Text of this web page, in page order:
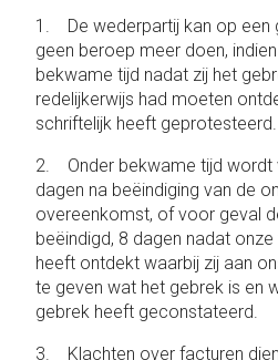
1. De wederpartij kan op een
geen beroep meer doen,
bekwame tijd nadat zij het
redelijkerwijs had moeten
schriftelijk heeft geprotesteerd.
2. Onder bekwame tijd wordt
dagen na beëindiging van de
overeenkomst, of voor geval
beëindigd, 8 dagen nadat
heeft ontdekt waarbij zij aan
te geven wat het gebrek is en
gebrek heeft geconstateerd.
3. Klachten over facturen